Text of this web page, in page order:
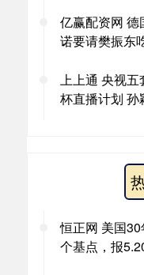
亿赢配资网
诺要请樊振东
上上通 央视五
杯直播计划
恒正网 美国
个基点，报